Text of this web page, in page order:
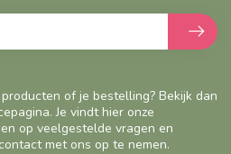
of je bestelling? Bekijk dan
Je vindt hier onze
op veelgestelde vragen en
met ons op te nemen.